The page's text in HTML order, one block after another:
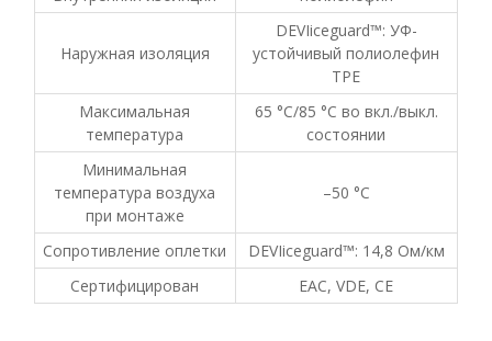
Наружная изоляция
DEVIiceguard™: УФ-
устойчивый полиолефин
TPE
Максимальная
температура
65 °С/85 °С во вкл./выкл.
состоянии
Минимальная
температура воздуха
при монтаже
–50 °С
Сопротивление оплетки
DEVIiceguard™: 14,8 Ом/км
Сертифицирован
EAC, VDE, CE